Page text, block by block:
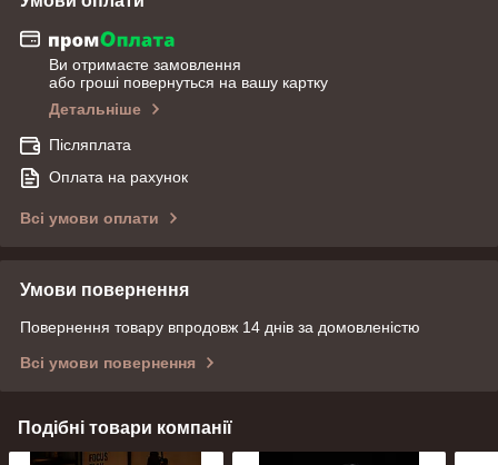
Ви отримаєте замовлення
або гроші повернуться на вашу картку
Детальніше
Післяплата
Оплата на рахунок
Всі умови оплати
Умови повернення
Повернення товару впродовж 14 днів за домовленістю
Всі умови повернення
Подібні товари компанії